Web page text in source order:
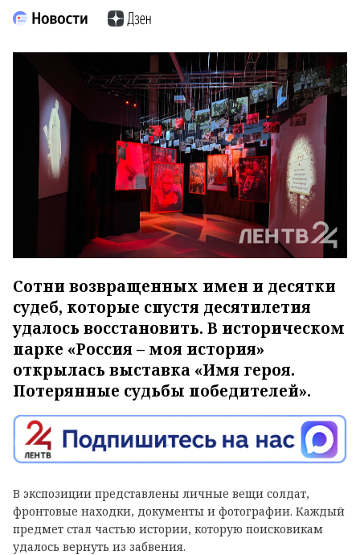
Сотни возвращенных имен и десятки
судеб, которые спустя десятилетия
удалось восстановить. В историческом
парке «Россия – моя история»
открылась выставка «Имя героя.
Потерянные судьбы победителей».
В экспозиции представлены личные вещи солдат,
фронтовые находки, документы и фотографии. Каждый
предмет стал частью истории, которую поисковикам
удалось вернуть из забвения.